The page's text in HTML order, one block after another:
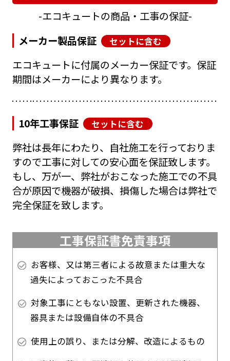
エコキュートの商品・工事の保証
メーカー製品保証
セットに含む
エコキュートに付属のメーカー保証です。保証
期間はメーカーにより異なります。
10年工事保証 セットに含む
弊社は長年にわたり、自社施工を行っておりま
すので工事に対しての安心面を保証致します。
もし、万が一、弊社がおこなった施工での不具
合が原因で機器が破損、損傷した場合は弊社で
完全保証を致します。
工事保証書免責事項
お客様、又は第三者による故意または重大な
過失によっておこった不具合
対象工事にともない設置、更新された機器、
器具または設備自体の不具合
使用上の誤り、または分解、改造によるもの